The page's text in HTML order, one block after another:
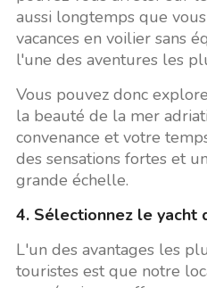
aussi longtemps que
vacances en voilier sans
l'une des aventures les
Vous pouvez donc
la beauté de la mer
convenance et votre
des sensations fortes et
grande échelle.
4. Sélectionnez le yacht
L'un des avantages les
touristes est que notre